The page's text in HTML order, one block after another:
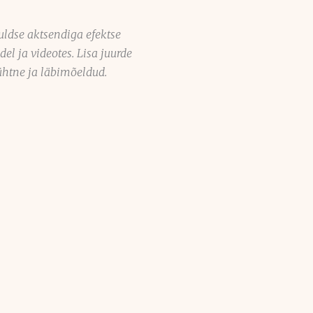
aktsendiga efektse
ja videotes. Lisa juurde
ja läbimõeldud.